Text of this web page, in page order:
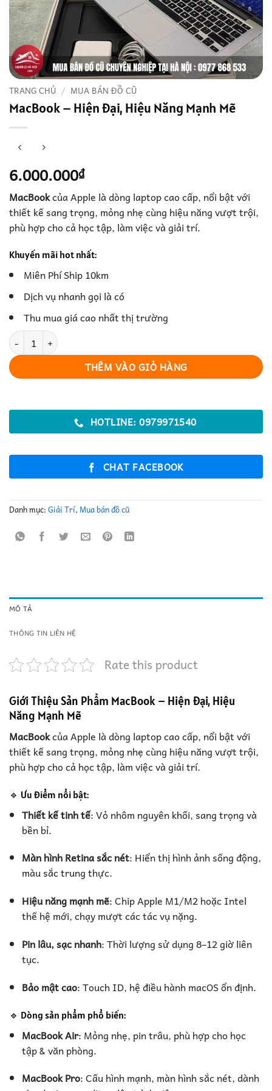
TRANG CHỦ / MUA BÁN ĐỒ CŨ
MacBook – Hiện Đại, Hiệu Năng Mạnh Mẽ
6.000.000₫
MacBookcủa Apple là dòng laptop cao cấp, nổi bật với
thiết kế sang trọng, mỏng nhẹ cùng hiệu năng vượt trội,
phù hợp cho cả học tập, làm việc và giải trí.
Khuyến mãi hot nhất:
Miên Phí Ship 10km
Dịch vụ nhanh gọi là có
Thu mua giá cao nhất thị trường
MacBook – Hiện Đại, Hiệu Năng Mạnh Mẽ số lượng
THÊM VÀO GIỎ HÀNG
HOTLINE: 0979971540
CHAT FACEBOOK
Danh mục:Giải Trí, Mua bán đồ cũ
MÔ TẢ
THÔNG TIN LIÊN HỆ
Rate this product
Giới Thiệu Sản Phẩm MacBook – Hiện Đại, Hiệu
Năng Mạnh Mẽ
MacBookcủa Apple là dòng laptop cao cấp, nổi bật với
thiết kế sang trọng, mỏng nhẹ cùng hiệu năng vượt trội,
phù hợp cho cả học tập, làm việc và giải trí.
🔹 Ưu điểm nổi bật:
Thiết kế tinh tế: Vỏ nhôm nguyên khối, sang trọng và
bền bỉ.
Màn hình Retina sắc nét: Hiển thị hình ảnh sống động,
màu sắc trung thực.
Hiệu năng mạnh mẽ: Chip Apple M1/M2 hoặc Intel
thế hệ mới, chạy mượt các tác vụ nặng.
Pin lâu, sạc nhanh: Thời lượng sử dụng 8–12 giờ liên
tục.
Bảo mật cao: Touch ID, hệ điều hành macOS ổn định.
🔹 Dòng sản phẩm phổ biến:
MacBook Air: Mỏng nhẹ, pin trâu, phù hợp cho học
tập & văn phòng.
MacBook Pro: Cấu hình mạnh, màn hình sắc nét, dành